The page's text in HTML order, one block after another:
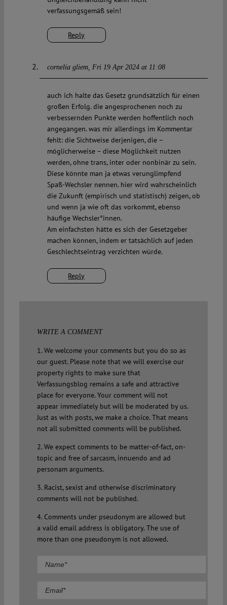
Reply
verfassungsgemäß sein!
cornelia gliem Fri 19 Apr 2024 at 11:08
Reply
auch ich halte das Gesetz grundsätzlich für einen
großen Erfolg. die angesprochenen noch zu
verbessernden Punkte werden hoffentlich noch
angegangen. was mir allerdings im Kommentar
fehlt: die Sichtweise derjenigen, die –
möglicherweise – diese Möglichkeit nutzen
werden, ohne trans, inter oder nonbinär zu sein.
Diese könnte man ja etwas verunglimpfend
Spaß-Wechsler nennen. hier wird wahrscheinlich
die Zukunft (empirisch und statistisch) zeigen, ob
und wenn ja wie oft das vorkommt, ebenso
häufige Wechsler°innen.
Am einfachsten hätte es sich der Gesetzgeber
machen können, indem er tatsächlich auf jeden
Geschlechtseintrag verzichten würde.
WRITE A COMMENT
1. We welcome your comments but you do so as
our guest. Please note that we will exercise our
property rights to make sure that
Verfassungsblog remains a safe and attractive
place for everyone. Your comment will not
appear immediately but will be moderated by us.
Just as with posts, we make a choice. That means
not all submitted comments will be published.
2. We expect comments to be matter-of-fact, on-
topic and free of sarcasm, innuendo and ad
personam arguments.
3. Racist, sexist and otherwise discriminatory
comments will not be published.
4. Comments under pseudonym are allowed but
a valid email address is obligatory. The use of
more than one pseudonym is not allowed.